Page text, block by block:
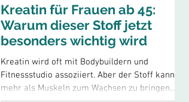
Kreatin für Frauen ab 45:
Warum dieser Stoff jetzt
besonders wichtig wird
Kreatin wird oft mit Bodybuildern und
Fitnessstudio assoziiert. Aber der Stoff kann weit
mehr als Muskeln zum Wachsen zu bringen.